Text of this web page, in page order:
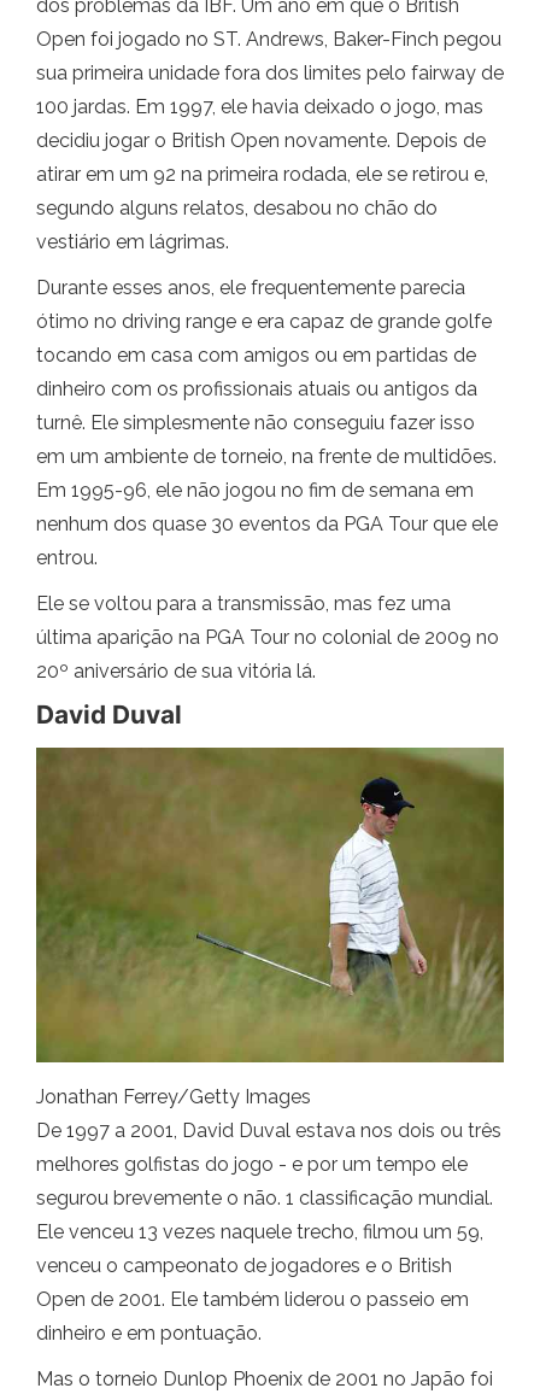
dos problemas da IBF. Um ano em que o British
Open foi jogado no ST. Andrews, Baker-Finch pegou
sua primeira unidade fora dos limites pelo fairway de
100 jardas. Em 1997, ele havia deixado o jogo, mas
decidiu jogar o British Open novamente. Depois de
atirar em um 92 na primeira rodada, ele se retirou e,
segundo alguns relatos, desabou no chão do
vestiário em lágrimas.
Durante esses anos, ele frequentemente parecia
ótimo no driving range e era capaz de grande golfe
tocando em casa com amigos ou em partidas de
dinheiro com os profissionais atuais ou antigos da
turnê. Ele simplesmente não conseguiu fazer isso
em um ambiente de torneio, na frente de multidões.
Em 1995-96, ele não jogou no fim de semana em
nenhum dos quase 30 eventos da PGA Tour que ele
entrou.
Ele se voltou para a transmissão, mas fez uma
última aparição na PGA Tour no colonial de 2009 no
20º aniversário de sua vitória lá.
David Duval
Jonathan Ferrey/Getty Images
De 1997 a 2001, David Duval estava nos dois ou três
melhores golfistas do jogo - e por um tempo ele
segurou brevemente o não. 1 classificação mundial.
Ele venceu 13 vezes naquele trecho, filmou um 59,
venceu o campeonato de jogadores e o British
Open de 2001. Ele também liderou o passeio em
dinheiro e em pontuação.
Mas o torneio Dunlop Phoenix de 2001 no Japão foi